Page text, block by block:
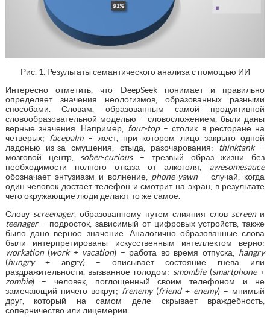
Рис. 1. Результаты семантического анализа с помощью ИИ
Интересно отметить, что DeepSeek понимает и правильно
определяет значения неологизмов, образованных разными
способами. Словам, образованным самой продуктивной
словообразовательной моделью – словосложением, были даны
верные значения. Например, four-top– столик в ресторане на
четверых; facepalm– жест, при котором лицо закрыто одной
ладонью из-за смущения, стыда, разочарования; thinktank–
мозговой центр, sober-curious– трезвый образ жизни без
необходимости полного отказа от алкоголя, awesomesauce
обозначает энтузиазм и волнение, phone-yawn– случай, когда
один человек достает телефон и смотрит на экран, в результате
чего окружающие люди делают то же самое.
Слову screenager, образованному путем слияния слов screenи
teenager– подросток, зависимый от цифровых устройств, также
было дано верное значение. Аналогично образованные слова
были интерпретированы искусственным интеллектом верно:
workation(work+ vacation) – работа во время отпуска; hangry
(hungry+ angry) – описывает состояние гнева или
раздражительности, вызванное голодом; smombie(smartphone+
zombie) – человек, поглощенный своим телефоном и не
замечающий ничего вокруг; frenemy(friend+ enemy) – мнимый
друг, который на самом деле скрывает враждебность,
соперничество или лицемерии.